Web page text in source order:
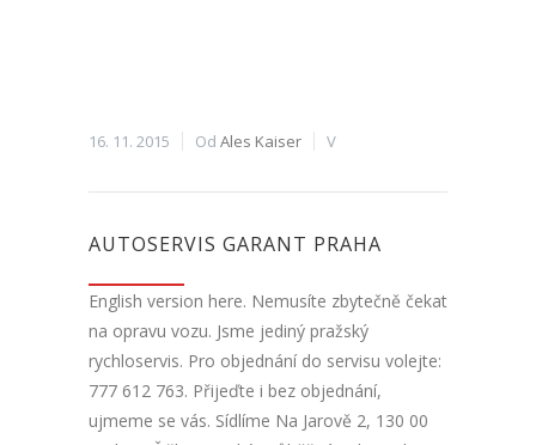
16. 11. 2015 Od Ales Kaiser V
AUTOSERVIS GARANT PRAHA
English version here. Nemusíte zbytečně čekat
na opravu vozu. Jsme jediný pražský
rychloservis. Pro objednání do servisu volejte:
777 612 763. Přijeďte i bez objednání,
ujmeme se vás. Sídlíme Na Jarově 2, 130 00